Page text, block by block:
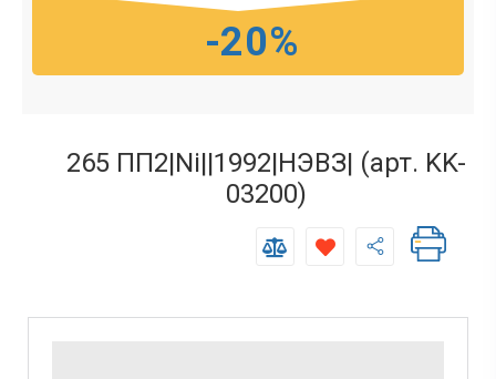
-20%
265 ПП2|Ni||1992|НЭВЗ| (арт. KK-
03200)